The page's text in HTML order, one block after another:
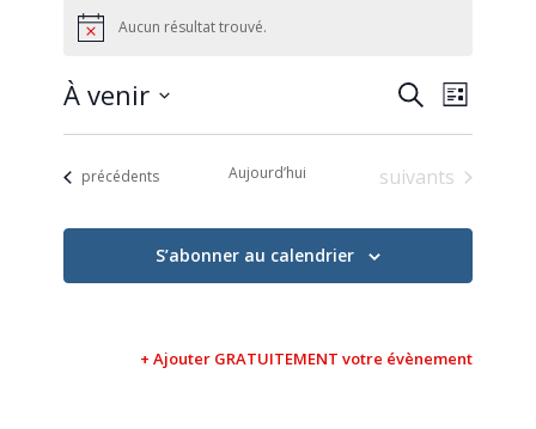
NoticeAucun résultat trouvé.
et
vues
Recherche
de
vues
Liste
À venir
date.Évènements
précédents Aujourd’hui Évènements
suivants
S’abonner au calendrier
+ Ajouter GRATUITEMENT votre évènement